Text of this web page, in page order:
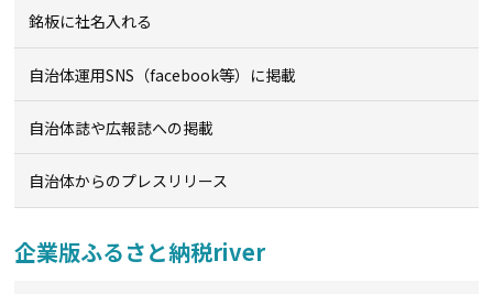
銘板に社名入れる
自治体運用SNS（facebook等）に掲載
自治体誌や広報誌への掲載
自治体からのプレスリリース
企業版ふるさと納税river